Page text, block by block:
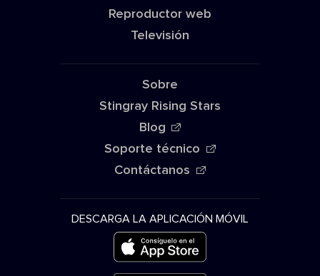
Reproductor web
Televisión
Sobre
Stingray Rising Stars
Blog
Soporte técnico
Contáctanos
DESCARGA LA APLICACIÓN MÓVIL